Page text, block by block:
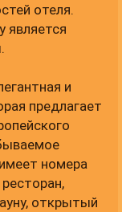
отеля.
является
и
предлагает
номера
открытый